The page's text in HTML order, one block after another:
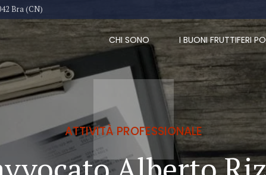
Bra (CN)
CHI SONO I BUONI FRUTTIFERI
ATTIVITÀ PROFESSIONALE